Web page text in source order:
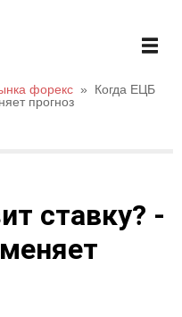
форекс »
Когда ЕЦБ
прогноз
ставку? -